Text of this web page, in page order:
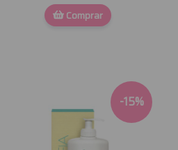
Comprar
-15%